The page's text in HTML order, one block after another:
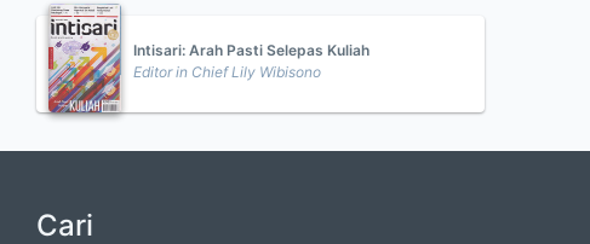
Intisari: Arah Pasti Selepas Kuliah
Editor in Chief Lily Wibisono
Cari